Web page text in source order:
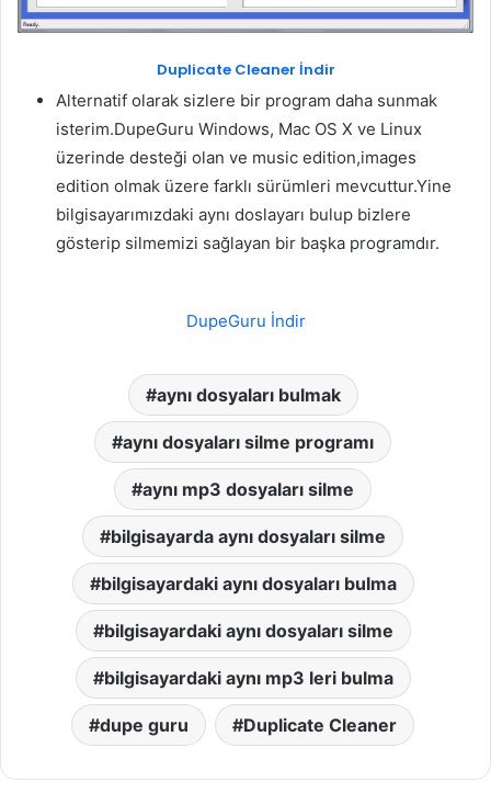
Duplicate Cleaner İndir
Alternatif olarak sizlere bir program daha sunmak
isterim.DupeGuru Windows, Mac OS X ve Linux
üzerinde desteği olan ve music edition,images
edition olmak üzere farklı sürümleri mevcuttur.Yine
bilgisayarımızdaki aynı doslayarı bulup bizlere
gösterip silmemizi sağlayan bir başka programdır.
DupeGuru İndir
aynı dosyaları bulmak
aynı dosyaları silme programı
aynı mp3 dosyaları silme
bilgisayarda aynı dosyaları silme
bilgisayardaki aynı dosyaları bulma
bilgisayardaki aynı dosyaları silme
bilgisayardaki aynı mp3 leri bulma
dupe guru Duplicate Cleaner